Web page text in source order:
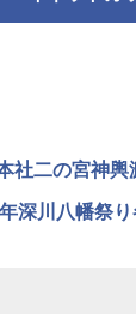
社二の宮神
深川八幡祭